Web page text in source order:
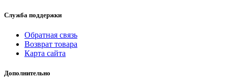
Служба поддержки
Обратная связь
Возврат товара
Карта сайта
Дополнительно